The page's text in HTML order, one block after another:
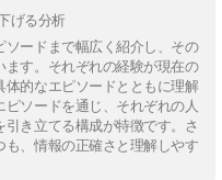
げる分析
ードまで幅広く紹介し、その
す。それぞれの経験が現在の
的なエピソードとともに理解
ソードを通じ、それぞれの人
き立てる構成が特徴です。さ
も、情報の正確さと理解しやす